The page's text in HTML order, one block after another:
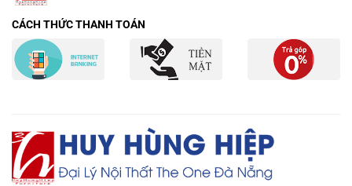
CÁCH THỨC THANH TOÁN